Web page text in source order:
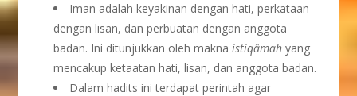
Iman adalah keyakinan dengan hati, perkataan
dengan lisan, dan perbuatan dengan anggota
badan. Ini ditunjukkan oleh maknaistiqâmah yang
mencakup ketaatan hati, lisan, dan anggota badan.
Dalam hadits ini terdapat perintah agar